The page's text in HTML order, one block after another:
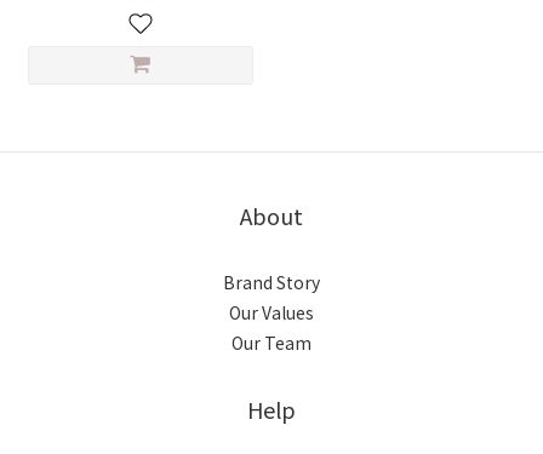
About
Brand Story
Our Values
Our Team
Help